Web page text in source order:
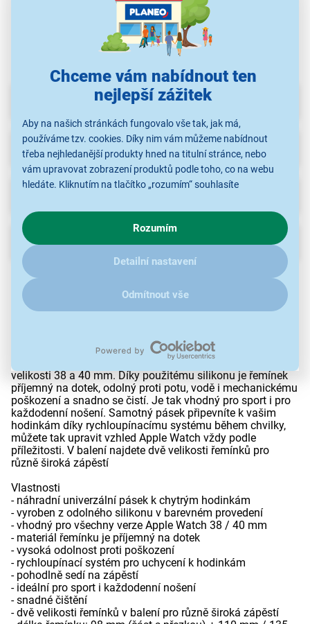
Chceme vám nabídnout ten
nejlepší zážitek
Aby na našich stránkách fungovalo vše tak, jak má,
používáme tzv. cookies. Díky nim vám můžeme nabídnout
třeba nejhledanější produkty hned na titulní stránce, nebo
vám upravovat zobrazení produktů podle toho, co na webu
hledáte. Kliknutím na tlačítko „rozumím“ souhlasíte
chování na webu pro zobrazení cílených reklam. Pokud vás
zajímají detaily, jak u nás s cookies a dalšími údaji pracujeme,
kliknětesem.
Rozumím
Detailní nastavení
Odmítnout vše
hodinkám
Univerzální řemínek
FIXED Silicone Strap pro Apple Watch S1–S6/SE, 38–40
mm
PN FIXSST-436-BK
vyrobený z jemného a odolného silikonu ve stylové barvě
oživí vzhled vašich Apple Watch. Je navržený jako
náhradní řemínek pro všechny verze Apple Watch o
velikosti 38 a 40 mm. Díky použitému silikonu je řemínek
příjemný na dotek, odolný proti potu, vodě i mechanickému
poškození a snadno se čistí. Je tak vhodný pro sport i pro
každodenní nošení. Samotný pásek připevníte k vašim
hodinkám díky rychloupínacímu systému během chvilky,
můžete tak upravit vzhled Apple Watch vždy podle
příležitosti. V balení najdete dvě velikosti řemínků pro
různě široká zápěstí
Vlastnosti
- náhradní univerzální pásek k chytrým hodinkám
- vyroben z odolného silikonu v barevném provedení
- vhodný pro všechny verze Apple Watch 38 / 40 mm
- materiál řemínku je příjemný na dotek
- vysoká odolnost proti poškození
- rychloupínací systém pro uchycení k hodinkám
- pohodlně sedí na zápěstí
- ideální pro sport i každodenní nošení
- snadné čištění
- dvě velikosti řemínků v balení pro různě široká zápěstí
Parametry
Recenze
Ke stažení